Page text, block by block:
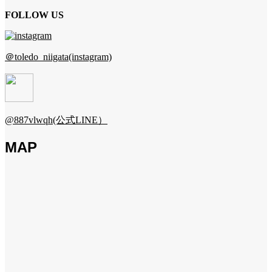
FOLLOW US
＠toledo_niigata(instagram)
@887vlwqh(公式LINE）
MAP